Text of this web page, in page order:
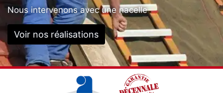
Nous intervenons avec une nacelle
Voir nos réalisations